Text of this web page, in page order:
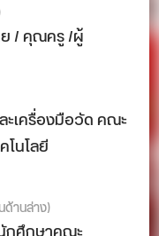
ย / คุณครู /ผู้
เครื่องมือวัด คณะ
นโลยี
านล่าง)